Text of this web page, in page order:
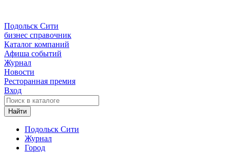
Подольск Сити
бизнес справочник
Каталог компаний
Афиша событий
Журнал
Новости
Ресторанная премия
Вход
Найти
Подольск Сити
Журнал
Город